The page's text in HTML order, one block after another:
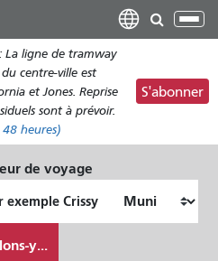
contenu
principal
: La ligne de tramway
centre-ville est
et Jones. Reprise
sont à prévoir.
heures)
S'abonner
de voyage
je
y...